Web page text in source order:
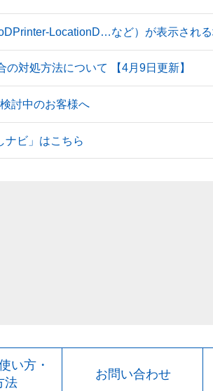
LocationD…など）が表示され
対処方法について 【4月9日更新】
討中のお客様へ
ナビ」はこちら
い方・
法
お問い合わせ